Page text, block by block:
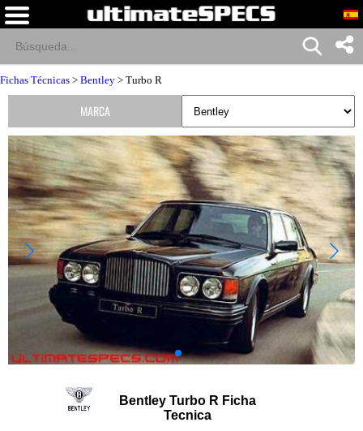
Fichas Técnicas > Bentley > Turbo R
Bentley Turbo R Ficha
Tecnica
MARCA